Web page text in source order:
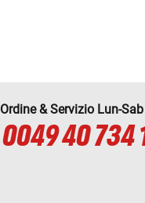
Ordine & Servizio Lun-
0049 40 734